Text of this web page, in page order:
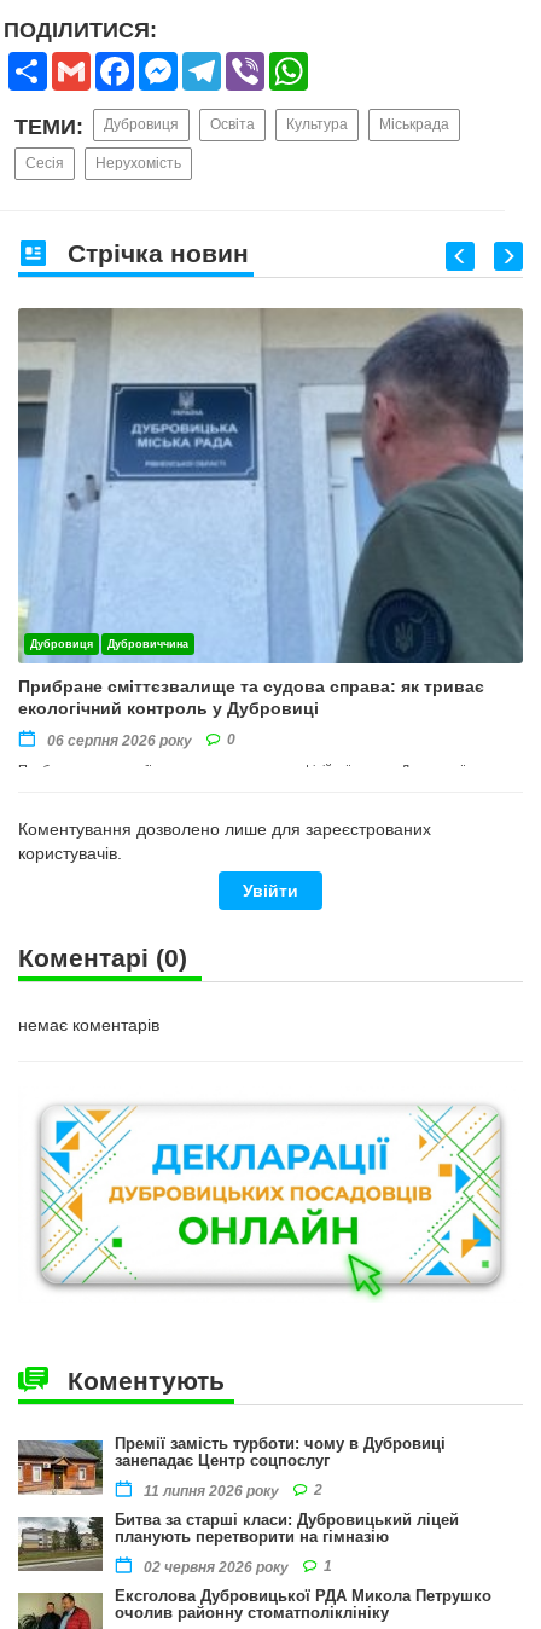
ПОДІЛИТИСЯ:
Share Gmail FacebookMessengerTelegram
Viber
ТЕМИ: Дубровиця Освіта Культура Міськрада
Сесія Нерухомість
Стрічка новин
Дубровиця Дубровиччина
Прибране сміттєзвалище та судова справа: як триває
екологічний контроль у Дубровиці
06 серпня 2026 року 0
Прибирання території провели на виконання офіційної вимоги Державної
Коментування дозволено лише для зареєстрованих
користувачів.
Увійти
Коментарі (0)
немає коментарів
Коментують
Премії замість турботи: чому в Дубровиці
занепадає Центр соцпослуг
11 липня 2026 року 2
Битва за старші класи: Дубровицький ліцей
планують перетворити на гімназію
02 червня 2026 року 1
Ексголова Дубровицької РДА Микола Петрушко
очолив районну стоматполіклініку